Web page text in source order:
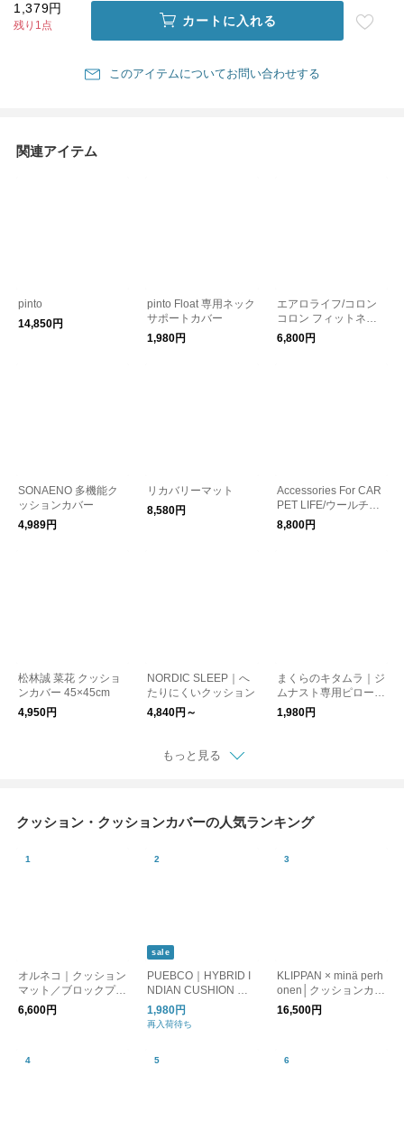
1,379円
残り1点 カートに入れる
このアイテムについてお問い合わせする
関連アイテム
pinto
14,850円
pinto Float 専用ネック
サポートカバー
1,980円
エアロライフ/コロン
コロン フィットネス
クッション
6,800円
SONAENO 多機能ク
ッションカバー
4,989円
リカバリーマット
8,580円
Accessories For CAR
PET LIFE/ウールチェ
アパッド スクエア
8,800円
松林誠 菜花 クッショ
ンカバー 45×45cm
4,950円
NORDIC SLEEP｜へ
たりにくいクッション
4,840円～
まくらのキタムラ｜ジ
ムナスト専用ピローケ
ース コットンスムー
ス
1,980円
もっと見る
クッション・クッションカバーの人気ランキング
オルネコ｜クッション
マット／ブロックプリ
ント柄
6,600円
sale
PUEBCO｜HYBRID I
NDIAN CUSHION ハ
イブリッド インディ
アン クッション
1,980円
再入荷待ち
KLIPPAN × minä perh
onen│クッションカバ
ー［CHOUCHO］
16,500円